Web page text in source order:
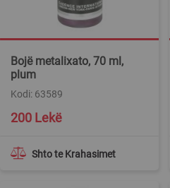
Bojë metalixato, 70 ml,
plum
Kodi: 63589
Shto te Krahasimet
200 Lekë